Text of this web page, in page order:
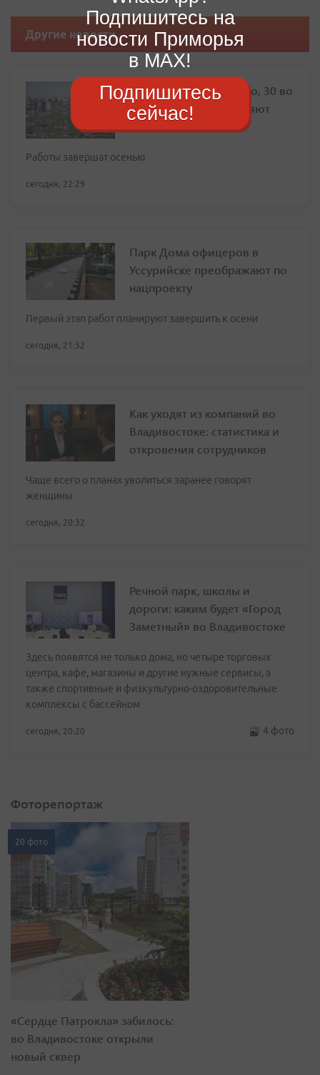
Другие новости
Фасад дома на Толстого, 30 во
Владивостоке обновляют
Работы завершат осенью
сегодня, 22:29
Парк Дома офицеров в
Уссурийске преображают по
нацпроекту
Первый этап работ планируют завершить к осени
сегодня, 21:32
Как уходят из компаний во
Владивостоке: статистика и
откровения сотрудников
Чаще всего о планах уволиться заранее говорят
женщины
сегодня, 20:32
Речной парк, школы и
дороги: каким будет «Город
Заметный» во Владивостоке
Здесь появятся не только дома, но четыре торговых
центра, кафе, магазины и другие нужные сервисы, а
также спортивные и физкультурно-оздоровительные
комплексы с бассейном
сегодня, 20:20 4 фото
Фоторепортаж
20 фото
«Сердце Патрокла» забилось:
во Владивостоке открыли
новый сквер
Подпишитесь на
новости Приморья
в MAX!
Подпишитесь
сейчас!